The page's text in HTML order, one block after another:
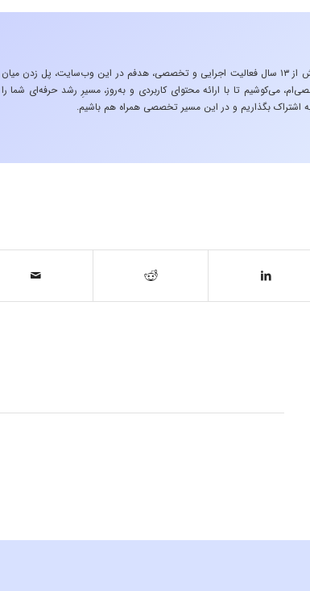
«تجربه در صنعت»، زیربنایِ اشتیاقِ من به دنیایِ HSE است. با بیش از ۱۳ سال فعالیت اجرایی و تخصصی، هدفم در این وب‌سایت، پل زدن میان
می‌کوشیم تا با ارائه محتوای کاربردی و به‌روز، مسیرِ رشد حرفه‌ای شما را
اشتراک بگذاریم و در این مسیر تخصصی همراه هم باشیم.